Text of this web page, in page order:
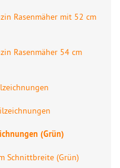
Rasenmäher mit 52 cm
Rasenmäher 54 cm
(Grün)
Schnittbreite (Grün)